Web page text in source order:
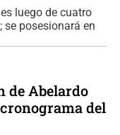
luego de cuatro
se posesionará en
de Abelardo
del